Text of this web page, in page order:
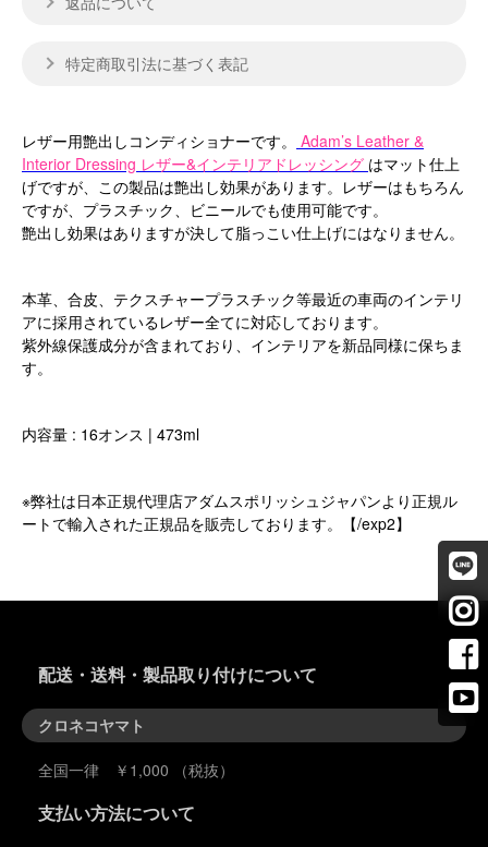
特定商取引法に基づく表記
レザー用艶出しコンディショナーです。
Adam’s Leather &
Interior Dressing レザー&インテリアドレッシング はマット仕上
げですが、この製品は艶出し効果があります。レザーはもちろん
ですが、プラスチック、ビニールでも使用可能です。
艶出し効果はありますが決して脂っこい仕上げにはなりません。
本革、合皮、テクスチャープラスチック等最近の車両のインテリ
アに採用されているレザー全てに対応しております。
紫外線保護成分が含まれており、インテリアを新品同様に保ちま
す。
内容量 : 16オンス | 473ml
※弊社は日本正規代理店アダムスポリッシュジャパンより正規ル
ートで輸入された正規品を販売しております。【/exp2】
配送・送料・製品取り付けについて
クロネコヤマト
全国一律 ￥1,000 （税抜）
支払い方法について